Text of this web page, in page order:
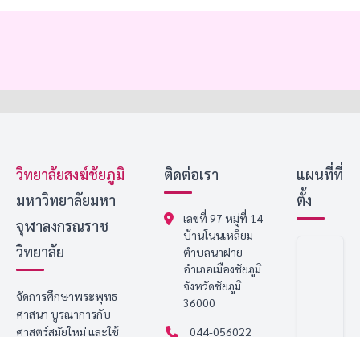
วิทยาลัยสงฆ์ชัยภูมิ
มหาวิทยาลัยมหา
จุฬาลงกรณราช
วิทยาลัย
จัดการศึกษาพระพุทธ
ศาสนา บูรณาการกับ
ศาสตร์สมัยใหม่ และใช้
ติดต่อเรา
เลขที่ 97 หมู่ที่ 14
บ้านโนนเหลี่ยม
ตำบลนาฝาย
อำเภอเมืองชัยภูมิ
จังหวัดชัยภูมิ
36000
044-056022
แผนที่ที่
ตั้ง